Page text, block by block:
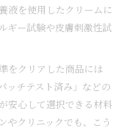
液を使用したクリームに
ギー試験や皮膚刺激性試
をクリアした商品には
ッチテスト済み」などの
安心して選択できる材料
やクリニックでも、こう